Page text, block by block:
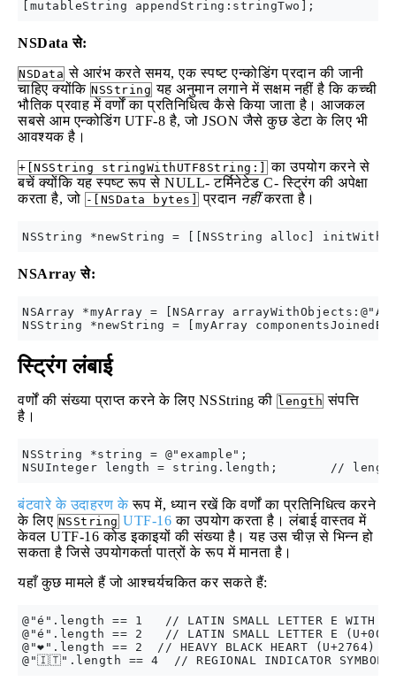
NSData से:
NSData से आरंभ करते समय, एक स्पष्ट एन्कोडिंग प्रदान की जानी
चाहिए क्योंकि NSString यह अनुमान लगाने में सक्षम नहीं है कि कच्ची
भौतिक प्रवाह में वर्णों का प्रतिनिधित्व कैसे किया जाता है। आजकल
सबसे आम एन्कोडिंग UTF-8 है, जो JSON जैसे कुछ डेटा के लिए भी
आवश्यक है।
+[NSString stringWithUTF8String:]
का उपयोग करने से
बचें क्योंकि यह स्पष्ट रूप से NULL- टर्मिनेटेड C- स्ट्रिंग की अपेक्षा
करता है, जो -[NSData bytes] प्रदान नहींकरता है।
NSArray से:
NSArray *myArray = [NSArray
स्ट्रिंग लंबाई
वर्णों की संख्या प्राप्त करने के लिए NSString की length संपत्ति
है।
NSString *string = @"example";
बंटवारे के उदाहरण के रूप में, ध्यान रखें कि वर्णों का प्रतिनिधित्व करने
के लिए NSString UTF-16 का उपयोग करता है। लंबाई वास्तव में
केवल UTF-16 कोड इकाइयों की संख्या है। यह उस चीज़ से भिन्न हो
सकता है जिसे उपयोगकर्ता पात्रों के रूप में मानता है।
यहाँ कुछ मामले हैं जो आश्चर्यचकित कर सकते हैं:
@"é".length == 1   // LATIN SMALL LETTER E WITH
@"é".length == 2   // LATIN SMALL LETTER E (U+0065)
@"❤️".length == 2  // HEAVY BLACK HEART (U+2764) +